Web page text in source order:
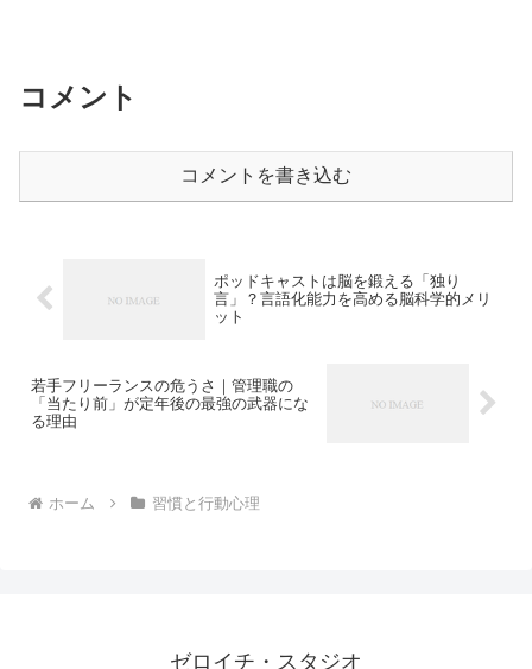
コメント
コメントを書き込む
ポッドキャストは脳を鍛える「独り
言」？言語化能力を高める脳科学的メリ
ット
若手フリーランスの危うさ｜管理職の
「当たり前」が定年後の最強の武器にな
る理由
ホーム 習慣と行動心理
ゼロイチ・スタジオ